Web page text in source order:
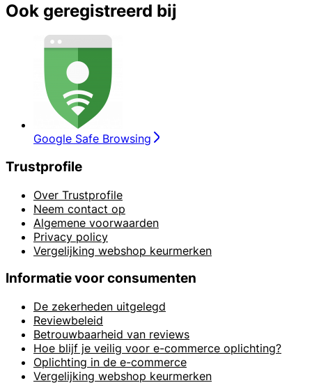
Ook geregistreerd bij
Google Safe Browsing
Trustprofile
Over Trustprofile
Neem contact op
Algemene voorwaarden
Privacy policy
Vergelijking webshop keurmerken
Informatie voor consumenten
De zekerheden uitgelegd
Reviewbeleid
Betrouwbaarheid van reviews
Hoe blijf je veilig voor e-commerce oplichting?
Oplichting in de e-commerce
Vergelijking webshop keurmerken